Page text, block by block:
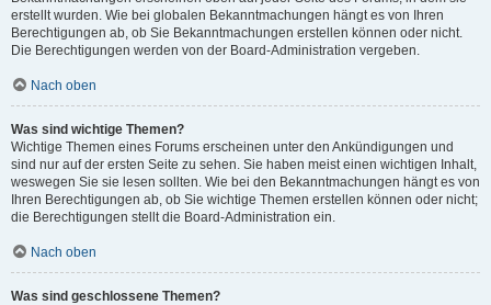
erstellt wurden. Wie bei globalen Bekanntmachungen hängt es von Ihren
Berechtigungen ab, ob Sie Bekanntmachungen erstellen können oder nicht.
Die Berechtigungen werden von der Board-Administration vergeben.
Nach oben
Was sind wichtige Themen?
Wichtige Themen eines Forums erscheinen unter den Ankündigungen und
sind nur auf der ersten Seite zu sehen. Sie haben meist einen wichtigen Inhalt,
weswegen Sie sie lesen sollten. Wie bei den Bekanntmachungen hängt es von
Ihren Berechtigungen ab, ob Sie wichtige Themen erstellen können oder nicht;
die Berechtigungen stellt die Board-Administration ein.
Nach oben
Was sind geschlossene Themen?